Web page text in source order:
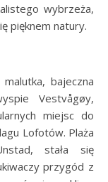
wybrzeża,
pięknem natury.
bajeczna
Vestvågøy,
miejsc do
Lofotów. Plaża
stała się
przygód z